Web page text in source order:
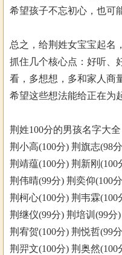
希望孩子不忘初心，也可
总之，给荆姓女宝宝起名
抓住几个核心点：好听、
看，多想想，多和家人商
希望这些想法能给正在为
荆姓100分的男孩名字大全
荆小高(100分) 荆旗志(98
荆靖蕴(100分) 荆新刚(100
荆伟晴(99分) 荆奕仰(100
荆柯心(100分) 荆韦霖(100
荆继仪(99分) 荆培训(99分
荆宥贺(100分) 荆悦哲(99
荆羿文(100分) 荆奥然(100